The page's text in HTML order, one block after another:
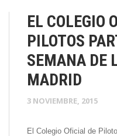
EL COLEGIO
PILOTOS
SEMANA DE
MADRID
3 NOVIEMBRE, 2015
El Colegio Oficial de